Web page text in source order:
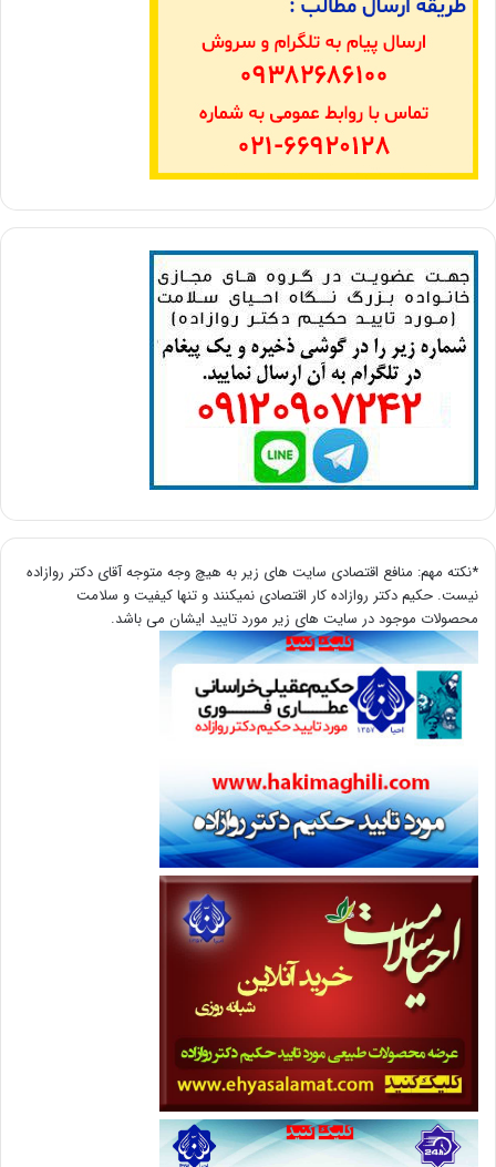
*نکته مهم: منافع اقتصادی سایت های زیر به هیچ وجه متوجه آقای دکتر روازاده
نیست. حکیم دکتر روازاده کار اقتصادی نمیکنند و تنها کیفیت و سلامت
محصولات موجود در سایت های زیر مورد تایید ایشان می باشد.